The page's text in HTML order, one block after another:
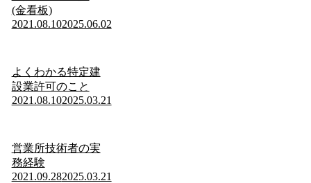
(金看板)
2021.08.102025.06.02
よくわかる特定建
設業許可のこと
2021.08.102025.03.21
営業所技術者の実
務経験
2021.09.282025.03.21